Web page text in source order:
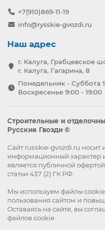
+7(910)869-11-19
info@rysskie-gvozdi.ru
Наш адрес
г. Калуга, Грабцевское
г. Калуга, Гагарина, 8
Понедельник - Суббота
Воскресенье 9:00 - 19:00
Строительные и
Русские Гвозди ©
Сайт russkie-gvozdi.ru носит
информационный характер
является публичной
статьи 437 (2) ГК РФ
Мы используем файлы cookie
пользования сайтом и
Оставаясь на сайте, вы
файлов cookie